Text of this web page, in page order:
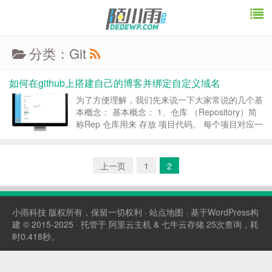
分类：Git
如何在github上搭建自己的博客并绑定自定义域名
为了方便理解，我们先来说一下大家常说的几个基
本概念： 基本概念： 1、仓库 （Repository）简
称Rep 仓库用来 存放 项目代码。 每个项目对应一
复制别人的仓...
上一页 1 2
小雨科技 版权所有，保留一切权利 · 站点地图 · 基于WordPress构
建 © 2015-2025 · 托管于 阿里云主机 & 七牛云存储 25次查询，耗
时0.418秒。